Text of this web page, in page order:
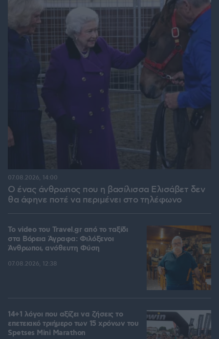
Ο ένας άνθρωπος που η βασίλισσα Ελισάβετ δεν
θα άφηνε ποτέ να περιμένει στο τηλέφωνο
07.08.2026, 14:00
To video του Travel.gr από το ταξίδι
στα Βόρεια Άγραφα: Φιλόξενοι
Άνθρωποι, ανόθευτη Φύση
07.08.2026, 12:38
14+1 λόγοι που αξίζει να ζήσεις το
επετειακό τριήμερο των 15 χρόνων του
Spetses Mini Marathon